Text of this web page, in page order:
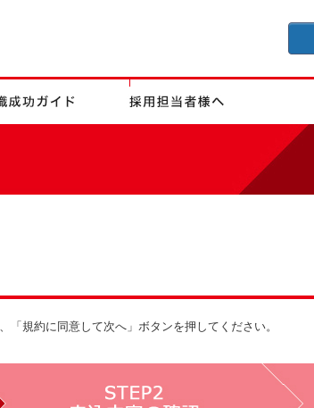
規約に同意して次へ」ボタンを押してください。